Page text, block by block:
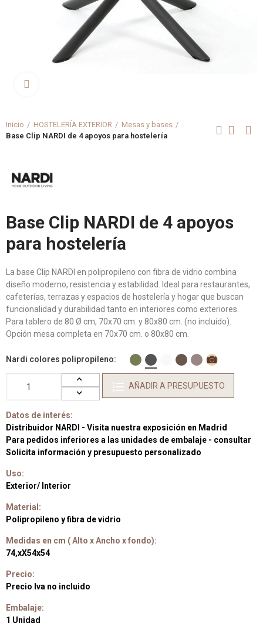
Inicio HOSTELERÍA EXTERIOR
Mesas y bases
Base Clip NARDI de 4 apoyos para hostelería
Base Clip NARDI de 4 apoyos
para hostelería
La base Clip NARDI en polipropileno con fibra de vidrio combina
diseño moderno, resistencia y estabilidad. Ideal para restaurantes,
cafeterías, terrazas y espacios de hostelería y hogar que buscan
funcionalidad y durabilidad tanto en interiores como exteriores.
Para tablero de 80 Ø cm, 70x70 cm. y 80x80 cm. (no incluido).
Opción mesa completa en 70x70 cm. o 80x80 cm.
Nardi colores polipropileno
AÑADIR A PRESUPUESTO
Datos de interés:
Distribuidor NARDI - Visita nuestra exposición en Madrid
Para pedidos inferiores a las unidades de embalaje - consultar
Solicita información y presupuesto personalizado
Uso:
Exterior/ Interior
Material:
Polipropileno y fibra de vidrio
Medidas en cm ( Alto x Ancho x fondo):
74,xX54x54
Precio:
Precio Iva no incluido
Embalaje:
1 Unidad